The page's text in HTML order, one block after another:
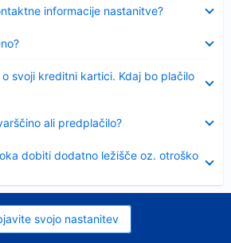
informacije nastanitve?
svoji kreditni kartici. Kdaj bo plačilo
ali predplačilo?
dobiti dodatno ležišče oz. otroško
svojo nastanitev